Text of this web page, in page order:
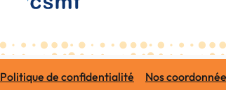
Politique de confidentialité Nos